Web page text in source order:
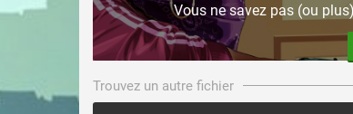
Vous ne savez pas (ou
Trouvez un autre fichier